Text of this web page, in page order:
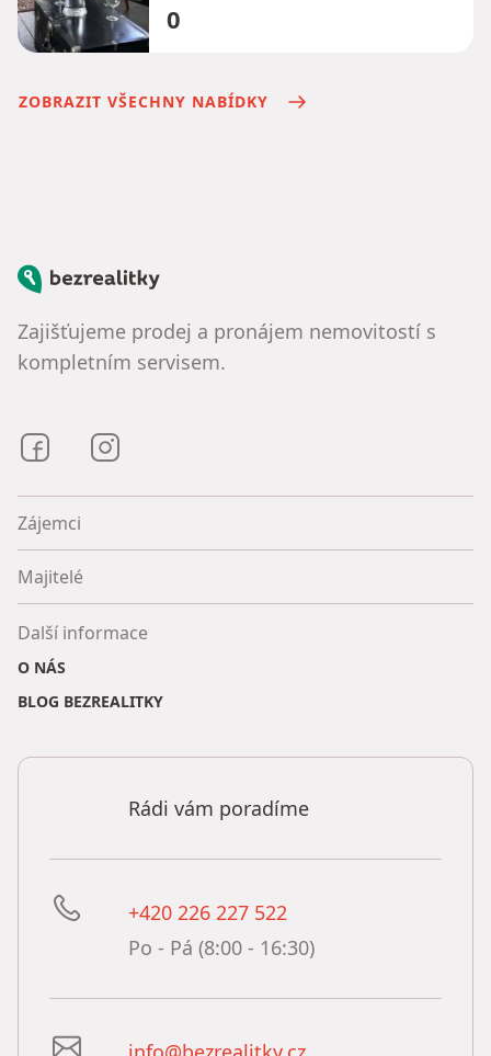
0
ZOBRAZIT VŠECHNY NABÍDKY
Bezrealitky
Zajišťujeme prodej a pronájem nemovitostí s
kompletním servisem.
Bezrealitky na Facebooku
Zájemci
Majitelé
Další informace
O NÁS
BLOG BEZREALITKY
Rádi vám poradíme
+420 226 227 522
Po - Pá (8:00 - 16:30)